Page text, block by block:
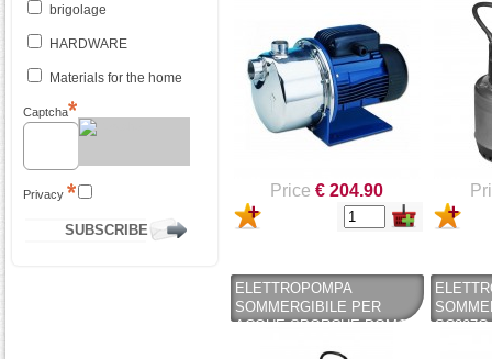
brigolage
HARDWARE
Materials for the home
Captcha
Privacy
LOWARA - LOWARA
Price € 204.90
ELETTROPOMPA
SOMMERGIBILE PER
ACQUE SPORCHE DOMO 7